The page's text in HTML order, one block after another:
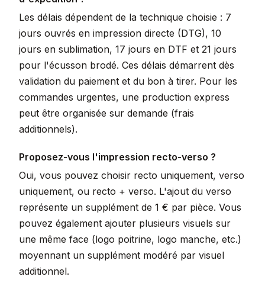
Les délais dépendent de la technique choisie : 7
jours ouvrés en impression directe (DTG), 10
jours en sublimation, 17 jours en DTF et 21 jours
pour l'écusson brodé. Ces délais démarrent dès
validation du paiement et du bon à tirer. Pour les
commandes urgentes, une production express
peut être organisée sur demande (frais
additionnels).
Proposez-vous l'impression recto-verso ?
Oui, vous pouvez choisir recto uniquement, verso
uniquement, ou recto + verso. L'ajout du verso
représente un supplément de 1 € par pièce. Vous
pouvez également ajouter plusieurs visuels sur
une même face (logo poitrine, logo manche, etc.)
moyennant un supplément modéré par visuel
additionnel.